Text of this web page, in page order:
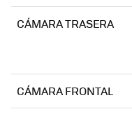
CÁMARA TRASERA
CÁMARA FRONTAL